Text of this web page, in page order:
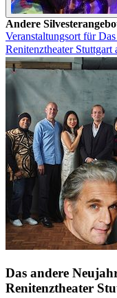
Andere
Veranstaltungsort für
Renitenztheater Stuttgart
Das andere
Renitenztheater